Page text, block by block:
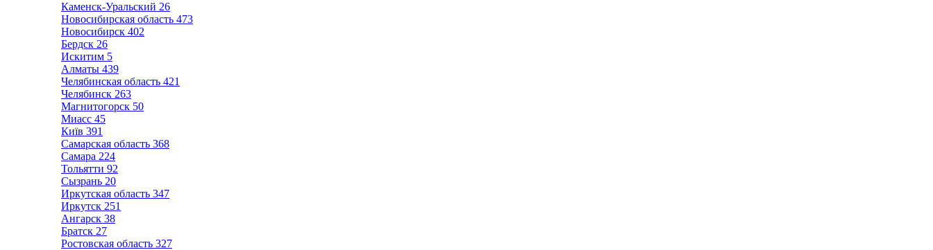
Каменск-Уральский 26
Новосибирская область 473
Новосибирск 402
Бердск 26
Искитим 5
Алматы 439
Челябинская область 421
Челябинск 263
Магнитогорск 50
Миасс 45
Київ 391
Самарская область 368
Самара 224
Тольятти 92
Сызрань 20
Иркутская область 347
Иркутск 251
Ангарск 38
Братск 27
Ростовская область 327